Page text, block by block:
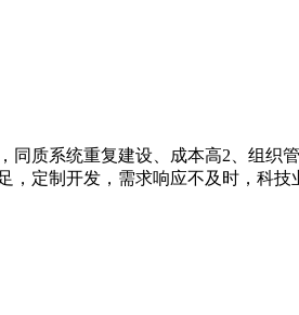
质系统重复建设、成本高2、组织
定制开发，需求响应不及时，科